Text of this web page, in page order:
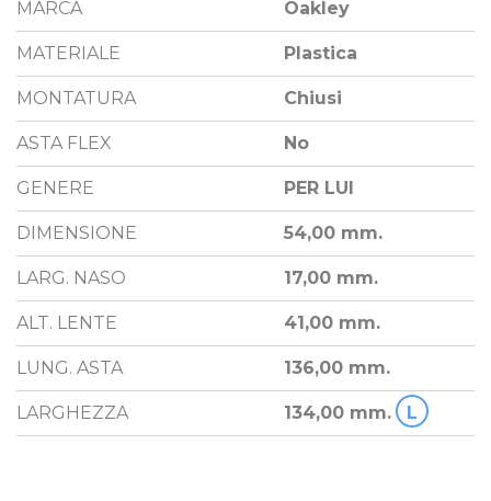
MARCA Oakley
MATERIALE Plastica
MONTATURA Chiusi
ASTA FLEX No
GENERE PER LUI
DIMENSIONE 54,00 mm.
LARG. NASO 17,00 mm.
ALT. LENTE 41,00 mm.
LUNG. ASTA 136,00 mm.
LARGHEZZA 134,00 mm. L